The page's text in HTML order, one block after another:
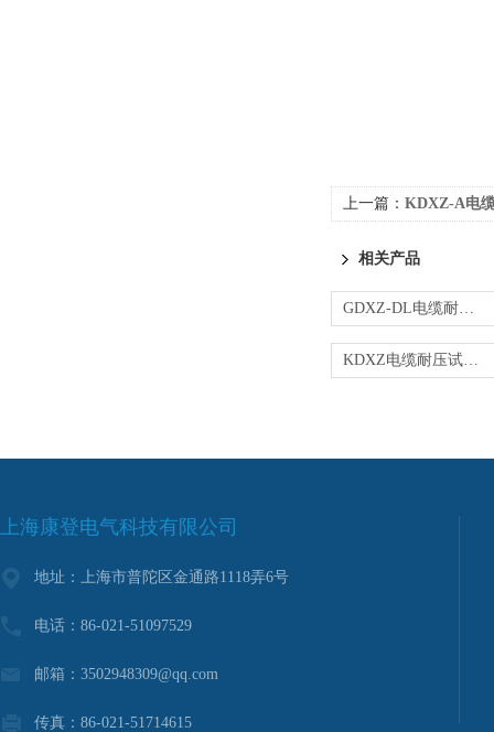
上一篇： KDXZ-A电
相关产品
GDXZ-DL电缆耐压试验装置
KDXZ电缆耐压试验装置
上海康登电气科技有限公司
地址：上海市普陀区金通路1118弄6号
电话：86-021-51097529
邮箱：3502948309@qq.com
传真：86-021-51714615